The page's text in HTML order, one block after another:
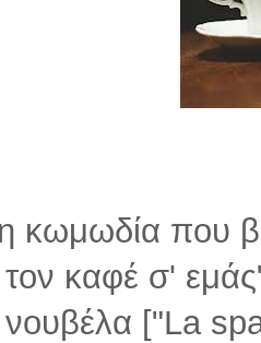
κωμωδία που
καφέ σ'
νουβέλα ["La